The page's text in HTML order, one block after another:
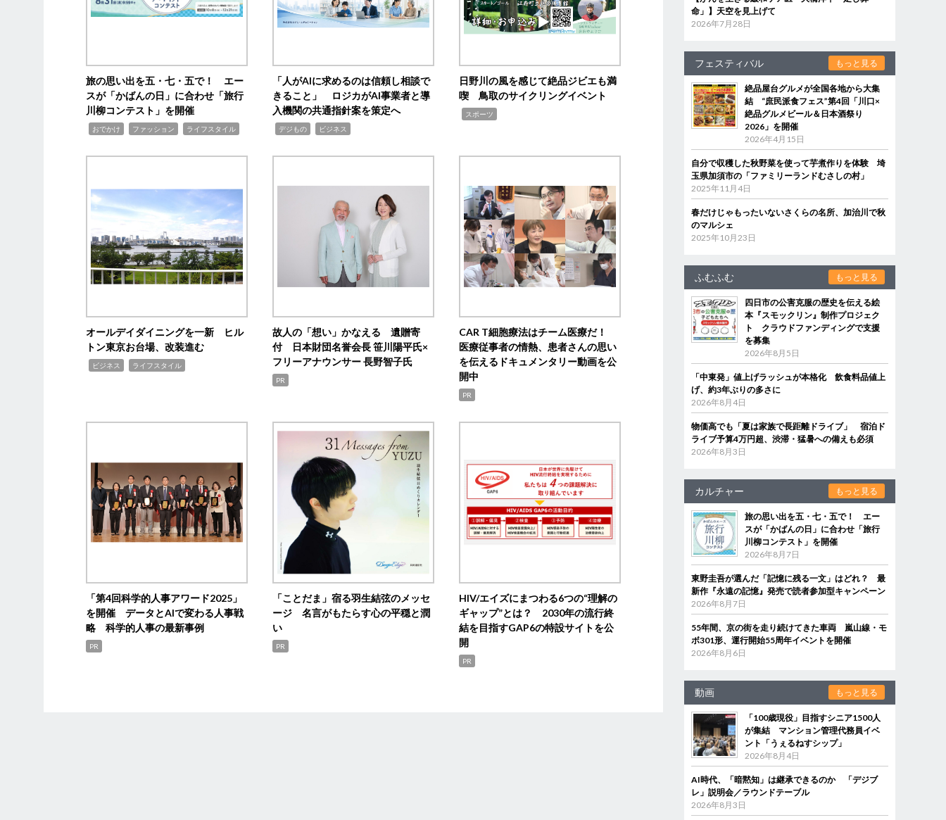
旅の思い出を五・七・五で！ エー
スが「かばんの日」に合わせ「旅行
川柳コンテスト」を開催
おでかけ ファッション ライフスタイル
「人がAIに求めるのは信頼し相談で
きること」 ロジカがAI事業者と導
入機関の共通指針案を策定へ
デジもの ビジネス
日野川の風を感じて絶品ジビエも満
喫 鳥取のサイクリングイベント
スポーツ
オールデイダイニングを一新 ヒル
トン東京お台場、改装進む
ビジネス ライフスタイル
故人の「想い」かなえる 遺贈寄
付 日本財団名誉会長 笹川陽平氏×
フリーアナウンサー 長野智子氏
PR
CAR T細胞療法はチーム医療だ！
医療従事者の情熱、患者さんの思い
を伝えるドキュメンタリー動画を公
開中
PR
「第4回科学的人事アワード2025」
を開催 データとAIで変わる人事戦
略 科学的人事の最新事例
PR
「ことだま」宿る羽生結弦のメッセ
ージ 名言がもたらす心の平穏と潤
い
PR
HIV/エイズにまつわる6つの“理解の
ギャップ”とは？ 2030年の流行終
結を目指すGAP6の特設サイトを公
開
PR
命」】天空を見上げて
2026年7月28日
フェスティバル もっと見る
絶品屋台グルメが全国各地から大集
結 “庶民派食フェス”第4回「川口×
絶品グルメビール＆日本酒祭り
2026」を開催
2026年4月15日
自分で収穫した秋野菜を使って芋煮作りを体験 埼
玉県加須市の「ファミリーランドむさしの村」
2025年11月4日
春だけじゃもったいないさくらの名所、加治川で秋
のマルシェ
2025年10月23日
ふむふむ もっと見る
四日市の公害克服の歴史を伝える絵
本『スモックリン』制作プロジェク
ト クラウドファンディングで支援
を募集
2026年8月5日
「中東発」値上げラッシュが本格化 飲食料品値上
げ、約3年ぶりの多さに
2026年8月4日
物価高でも「夏は家族で長距離ドライブ」 宿泊ド
ライブ予算4万円超、渋滞・猛暑への備えも必須
2026年8月3日
カルチャー もっと見る
旅の思い出を五・七・五で！ エー
スが「かばんの日」に合わせ「旅行
川柳コンテスト」を開催
2026年8月7日
東野圭吾が選んだ「記憶に残る一文」はどれ？ 最
新作『永遠の記憶』発売で読者参加型キャンペーン
2026年8月7日
55年間、京の街を走り続けてきた車両 嵐山線・モ
ボ301形、運行開始55周年イベントを開催
2026年8月6日
動画 もっと見る
「100歳現役」目指すシニア1500人
が集結 マンション管理代務員イベ
ント「うぇるねすシップ」
2026年8月4日
AI時代、「暗黙知」は継承できるのか 「デジブ
レ」説明会／ラウンドテーブル
2026年8月3日